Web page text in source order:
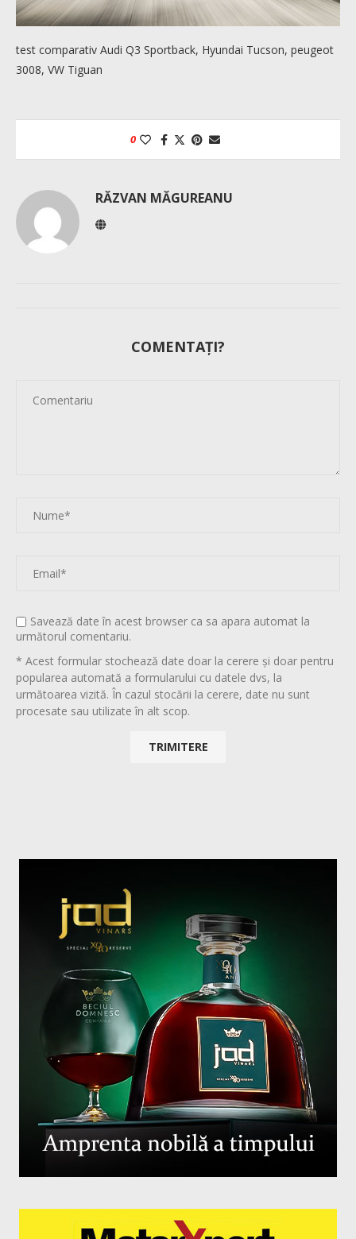
test comparativ Audi Q3 Sportback, Hyundai Tucson, peugeot
3008, VW Tiguan
0
RĂZVAN MĂGUREANU
COMENTAȚI?
Savează date în acest browser ca sa apara automat la
următorul comentariu.
* Acest formular stochează date doar la cerere și doar pentru
popularea automată a formularului cu datele dvs, la
următoarea vizită. În cazul stocării la cerere, date nu sunt
procesate sau utilizate în alt scop.